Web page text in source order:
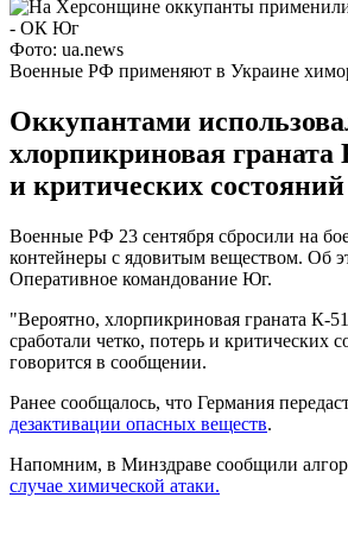
Фото: ua.news
Военные РФ применяют в Украине
Оккупантами
хлорпикриновая граната
и критических состояний
Военные РФ 23 сентября сбросили на
контейнеры с ядовитым веществом. Об
Оперативное командование Юг.
"Вероятно, хлорпикриновая граната К-
сработали четко, потерь и критических
говорится в сообщении.
Ранее сообщалось, что Германия
дезактивации опасных веществ.
Напомним, в Минздраве сообщили
случае химической атаки.